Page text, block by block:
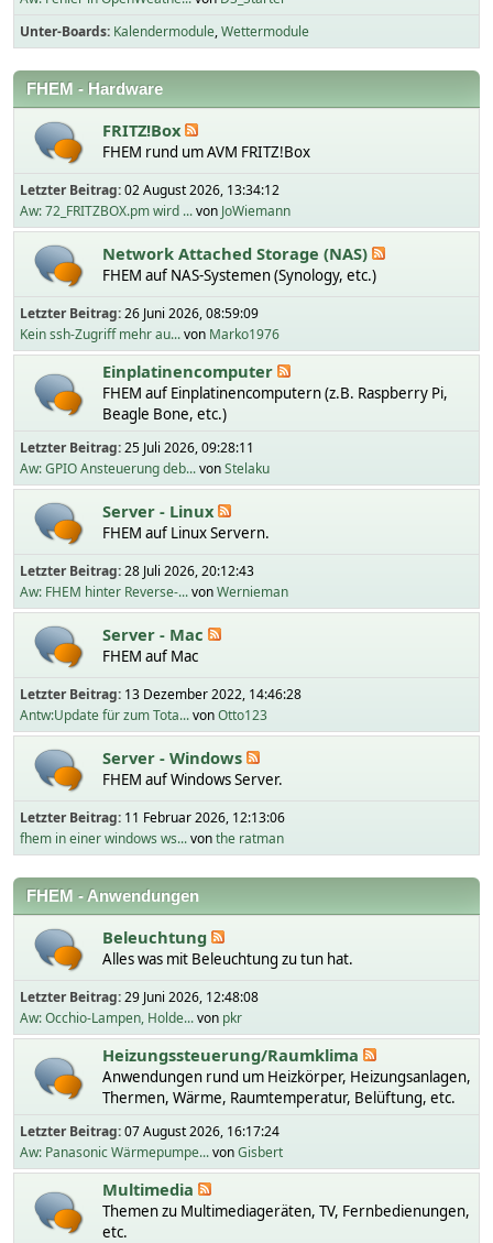
Unter-Boards Kalendermodule Wettermodule
FHEM - Hardware
FRITZ!Box
FHEM rund um AVM FRITZ!Box
Letzter Beitrag:02 August 2026, 13:34:12
Aw: 72_FRITZBOX.pm wird ...von JoWiemann
Network Attached Storage (NAS)
FHEM auf NAS-Systemen (Synology, etc.)
Letzter Beitrag:26 Juni 2026, 08:59:09
Kein ssh-Zugriff mehr au...von Marko1976
Einplatinencomputer
FHEM auf Einplatinencomputern (z.B. Raspberry Pi,
Beagle Bone, etc.)
Letzter Beitrag:25 Juli 2026, 09:28:11
Aw: GPIO Ansteuerung deb...vonStelaku
Server - Linux
FHEM auf Linux Servern.
Letzter Beitrag:28 Juli 2026, 20:12:43
Aw: FHEM hinter Reverse-...vonWernieman
Server - Mac
FHEM auf Mac
Letzter Beitrag: 13 Dezember 2022, 14:46:28
Antw:Update für zum Tota...vonOtto123
Server - Windows
FHEM auf Windows Server.
Letzter Beitrag: 11 Februar 2026, 12:13:06
fhem in einer windows ws...vonthe ratman
FHEM - Anwendungen
Beleuchtung
Alles was mit Beleuchtung zu tun hat.
Letzter Beitrag:29 Juni 2026, 12:48:08
Aw: Occhio-Lampen, Holde...von pkr
Heizungssteuerung/Raumklima
Anwendungen rund um Heizkörper, Heizungsanlagen,
Thermen, Wärme, Raumtemperatur, Belüftung, etc.
Letzter Beitrag:07 August 2026, 16:17:24
Aw: Panasonic Wärmepumpe...vonGisbert
Multimedia
Themen zu Multimediageräten, TV, Fernbedienungen,
etc.